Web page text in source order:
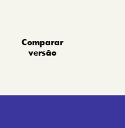
Comparar
versão